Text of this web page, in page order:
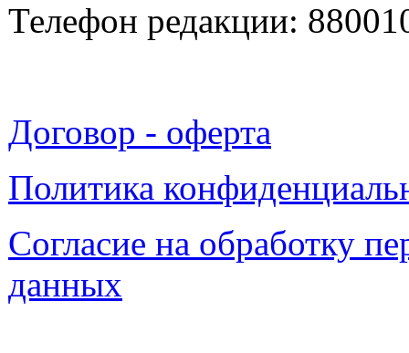
Телефон редакции:
Договор - оферта
Политика
Согласие на обработку
данных